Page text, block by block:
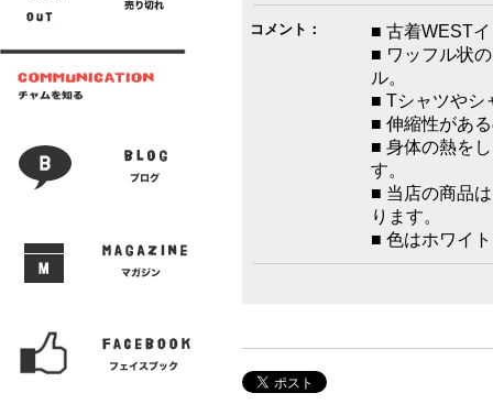
コメント：
■ 古着WEST
■ ワッフル状
ル。
■ Tシャツやシ
■ 伸縮性があ
■ 身体の熱を
す。
■ 当店の商品
ります。
■ 色はホワイ